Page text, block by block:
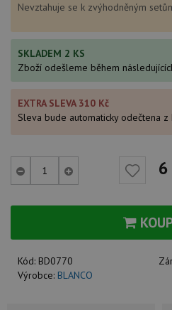
Nevztahuje se k zvýhodněným
SKLADEM 2 KS
Zboží odešleme během
EXTRA SLEVA 310 Kč
Sleva bude automaticky odečtena z
Kód: BD0770
Výrobce: BLANCO